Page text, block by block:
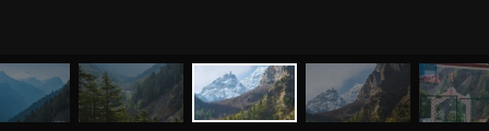
ЙОГА СЕМИНАРЫ МЕНЮ О НАС МАГАЗИН